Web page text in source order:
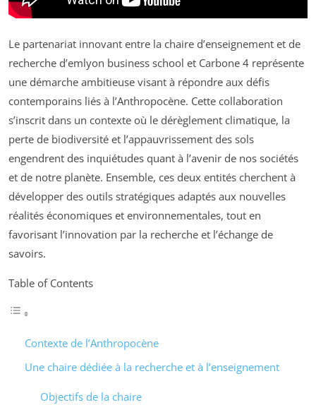
Le partenariat innovant entre la chaire d’enseignement et de
recherche d’emlyon business school et Carbone 4 représente
une démarche ambitieuse visant à répondre aux défis
contemporains liés à l’Anthropocène. Cette collaboration
s’inscrit dans un contexte où le dérèglement climatique, la
perte de biodiversité et l’appauvrissement des sols
engendrent des inquiétudes quant à l’avenir de nos sociétés
et de notre planète. Ensemble, ces deux entités cherchent à
développer des outils stratégiques adaptés aux nouvelles
réalités économiques et environnementales, tout en
favorisant l’innovation par la recherche et l’échange de
savoirs.
Table of Contents
Contexte de l’Anthropocène
Une chaire dédiée à la recherche et à l’enseignement
Objectifs de la chaire